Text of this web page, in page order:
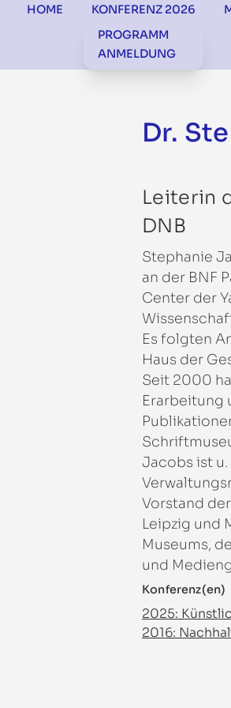
HOME
KONFERENZ 2026
PROGRAMM
ANMELDUNG
Dr.
Leiterin
DNB
Stephanie
an der BNF
Center der
Es folgten
Haus der
Seit 2000
Erarbeitung
Jacobs ist
Vorstand
Leipzig und
Museums,
und
Konferenz(en)
2025:
2016: